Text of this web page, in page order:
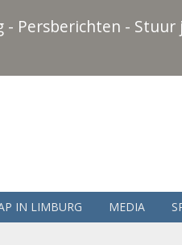
- Persberichten -
IN LIMBURG MEDIA